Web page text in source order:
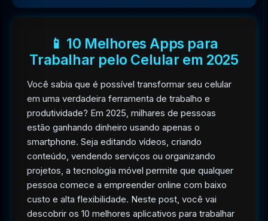
📱 10 Melhores Apps para
Trabalhar pelo Celular em 2025
Você sabia que é possível transformar seu celular
em uma verdadeira ferramenta de trabalho e
produtividade? Em 2025, milhares de pessoas
estão ganhando dinheiro usando apenas o
smartphone. Seja editando vídeos, criando
conteúdo, vendendo serviços ou organizando
projetos, a tecnologia móvel permite que qualquer
pessoa comece a empreender online com baixo
custo e alta flexibilidade. Neste post, você vai
descobrir os 10 melhores aplicativos para trabalhar